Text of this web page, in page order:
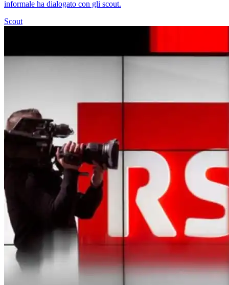
informale ha dialogato con gli scout.
Scout